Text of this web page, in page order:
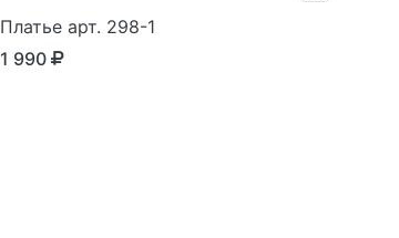
Платье арт. 298-1
1 990